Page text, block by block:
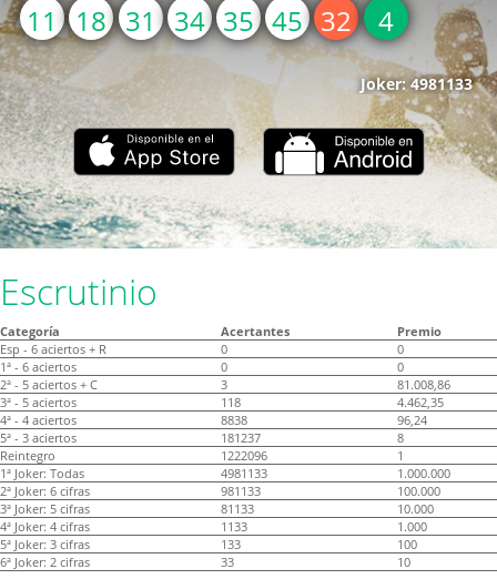
11 18 31 34 35 45 32 4
Joker: 4981133
Escrutinio
Categoría Acertantes
Premio
Esp - 6 aciertos + R
0
0
1ª - 6 aciertos
0
0
2ª - 5 aciertos + C
3
81.008,86
3ª - 5 aciertos
118
4.462,35
4ª - 4 aciertos
8838
96,24
5ª - 3 aciertos
181237
8
Reintegro
1222096
1
1ª Joker: Todas
4981133
1.000.000
2ª Joker: 6 cifras
981133
100.000
3ª Joker: 5 cifras
81133
10.000
4ª Joker: 4 cifras
1133
1.000
5ª Joker: 3 cifras
133
100
6ª Joker: 2 cifras
33 10